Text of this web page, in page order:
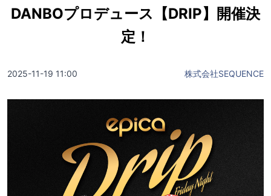
DANBOプロデュース【DRIP】開催決
定！
2025-11-19 11:00 株式会社SEQUENCE